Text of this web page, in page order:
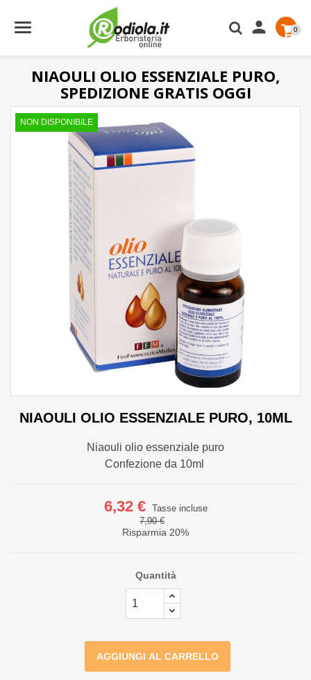
 0
NIAOULI OLIO ESSENZIALE PURO,
SPEDIZIONE GRATIS OGGI
NON DISPONIBILE
NIAOULI OLIO ESSENZIALE PURO, 10ML
Niaouli olio essenziale puro
Confezione da 10ml
6,32 €
Tasse incluse
7,90 €
Risparmia 20%
Quantità
AGGIUNGI AL CARRELLO